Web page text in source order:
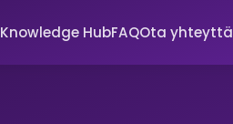
Knowledge HubFAQOta yhteyttä